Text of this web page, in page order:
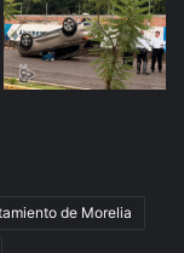
de Morelia